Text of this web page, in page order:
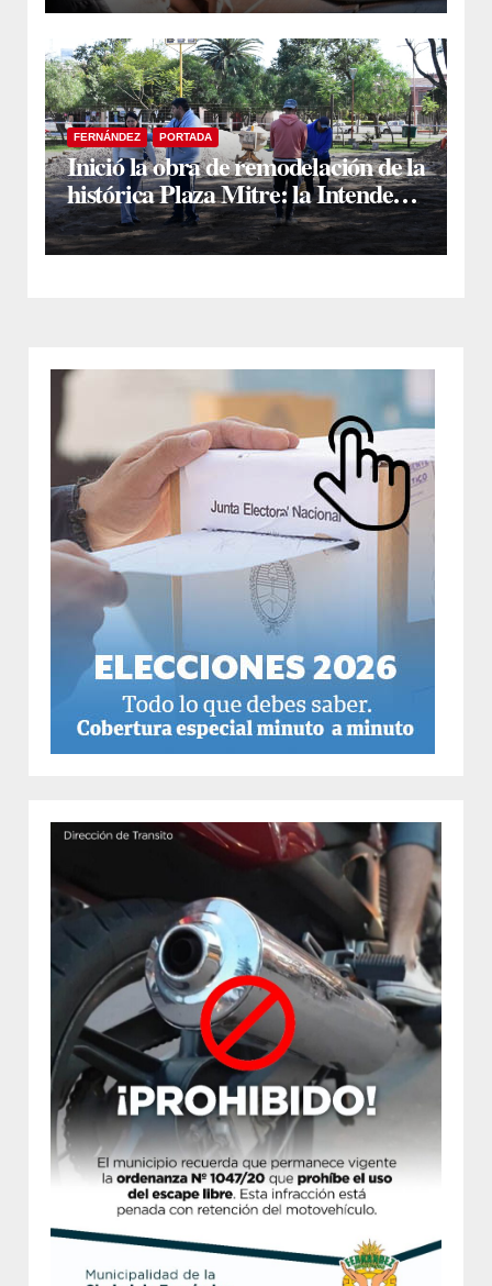
FERNÁNDEZ PORTADA
Inició la obra de remodelación de la
histórica Plaza Mitre: la Intendente
Yanina Iturre supervisó los
primeros trabajos